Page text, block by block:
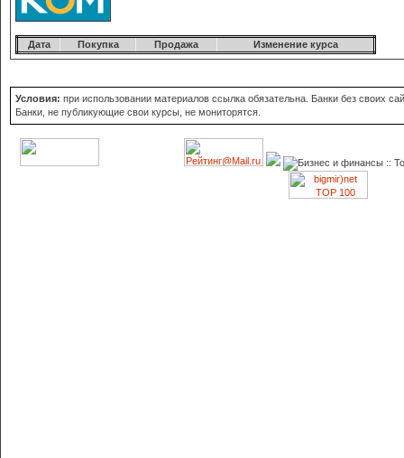
Дата Покупка Продажа Изменение курса
Условия: при использовании материалов ссылка обязательна. Банки без своих
Банки, не публикующие свои курсы, не мониторятся.